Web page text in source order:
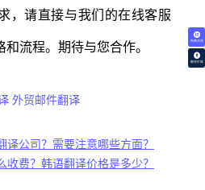
免费试译
翻译价格
，请直接与我们的在线客服
流程。期待与您合作。
外贸邮件翻译
译公司？需要注意哪些方面？
收费？韩语翻译价格是多少？